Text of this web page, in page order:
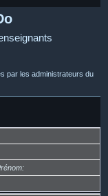
par les administrateurs du